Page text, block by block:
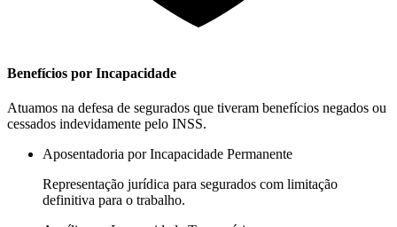
Benefícios por Incapacidade
Atuamos na defesa de segurados que tiveram benefícios negados ou
cessados indevidamente pelo INSS.
Aposentadoria por Incapacidade Permanente
Representação jurídica para segurados com limitação
definitiva para o trabalho.